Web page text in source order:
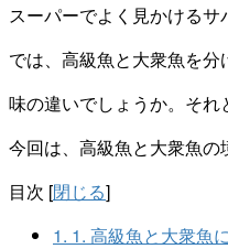
スーパーでよく見かける
では、高級魚と大衆魚を分
味の違いでしょうか。それ
今回は、高級魚と大衆魚の
目次 [閉じる]
1. 1. 高級魚と大衆魚